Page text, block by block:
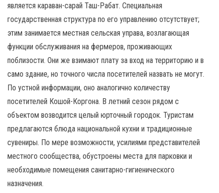
является караван-сарай Таш-Рабат. Специальная
государственная структура по его управлению отсутствует;
этим занимается местная сельская управа, возлагающая
функции обслуживания на фермеров, проживающих
поблизости. Они же взимают плату за вход на территорию и в
само здание, но точного числа посетителей назвать не могут.
По устной информации, оно аналогично количеству
посетителей Кошой-Коргона. В летний сезон рядом с
объектом возводится целый юрточный городок. Туристам
предлагаются блюда национальной кухни и традиционные
сувениры. По мере возможности, усилиями представителей
местного сообщества, обустроены места для парковки и
необходимые помещения санитарно-гигиенического
назначения.